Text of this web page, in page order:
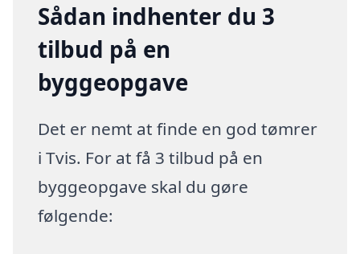
Sådan indhenter du 3
tilbud på en
byggeopgave
Det er nemt at finde en god tømrer
i Tvis. For at få 3 tilbud på en
byggeopgave skal du gøre
følgende: